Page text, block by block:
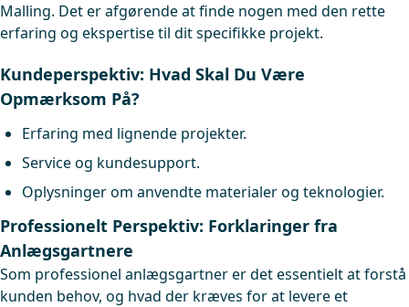
Malling. Det er afgørende at finde nogen med den rette
erfaring og ekspertise til dit specifikke projekt.
Kundeperspektiv: Hvad Skal Du Være
Opmærksom På?
Erfaring med lignende projekter.
Service og kundesupport.
Oplysninger om anvendte materialer og teknologier.
Professionelt Perspektiv: Forklaringer fra
Anlægsgartnere
Som professionel anlægsgartner er det essentielt at forstå
kunden behov, og hvad der kræves for at levere et